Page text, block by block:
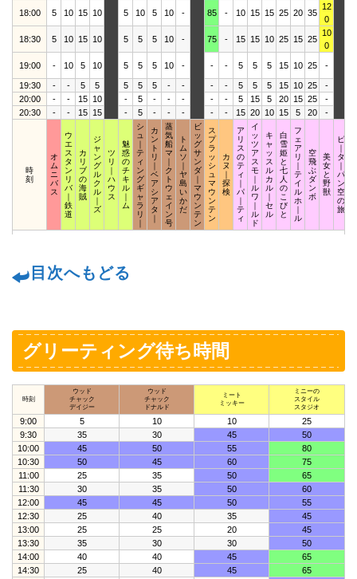
18:00 5 10 15 10 5 10 5 10 - 85 - 10 15 15 25 20 35
12
0
18:30 5 10 15 10 5 5 5 10 - 75 - 15 15 10 25 15 25
10
0
19:00 - 10 5 10 5 5 5 10 - - - 5 5 5 15 10 25 -
19:30 - - 5 5 5 5 5 - - - - 5 5 5 15 10 25 -
20:00
- - 15 10 - 5 - - - - - 5 15 5 20 15 25 -
20:30
- - 15 15 - 5 - - - - - 15 20 10 15 5 20 -
時
刻
オ
ム
ニ
バ
ス
ウ
エ
ス
タ
ン
リ
バ
｜
鉄
道
カ
リ
ブ
の
海
賊
ジ
ャ
ン
グ
ル
ク
ル
｜
ズ
ツ
リ
｜
ハ
ウ
ス
魅
惑
の
チ
キ
ル
｜
ム
シ
ュ
｜
テ
ィ
ン
グ
ギ
ャ
ラ
リ
｜
カ
ン
ト
リ
｜
ベ
ア
シ
ア
タ
｜
蒸
気
船
マ
｜
ク
ト
ウ
ェ
イ
ン
号
ト
ム
ソ
｜
ヤ
島
い
か
だ
ビ
ッ
グ
サ
ン
ダ
｜
マ
ウ
ン
テ
ン
ス
プ
ラ
ッ
シ
ュ
マ
ウ
ン
テ
ン
カ
ヌ
｜
探
検
ア
リ
ス
の
テ
ィ
｜
パ
｜
テ
ィ
イ
ッ
ツ
ア
ス
モ
｜
ル
ワ
｜
ル
ド
キ
ャ
ッ
ス
ル
カ
ル
｜
セ
ル
白
雪
姫
と
七
人
の
こ
び
と
フ
ェ
ア
リ
｜
テ
イ
ル
ホ
｜
ル
空
飛
ぶ
ダ
ン
ボ
美
女
と
野
獣
ピ
｜
タ
｜
パ
ン
空
の
旅
目次へもどる
グリーティング待ち時間
時刻
ウッド
チャック
デイジー
ウッド
チャック
ドナルド
ミート
ミッキー
ミニーの
スタイル
スタジオ
9:00 5 10 10
25
9:30
35 30 45
50
10:00
45 50 55
80
10:30
50 45 60
75
11:00
25 35 50
65
11:30
30 35 50
60
12:00
45 45 50
55
12:30
25 40 35
45
13:00
25 25 20
45
13:30
35 30 30
50
14:00
40 40 45
65
14:30
25 40 45
65